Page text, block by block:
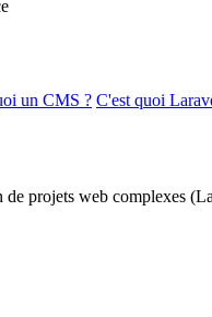
un CMS ? C'est quoi
de projets web complexes